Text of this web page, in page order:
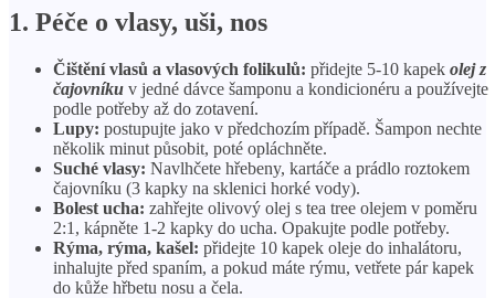
1. Péče o vlasy, uši, nos
Čištění vlasů a vlasových folikulů: přidejte 5-10 kapek olej z
čajovníku v jedné dávce šamponu a kondicionéru a používejte
podle potřeby až do zotavení.
Lupy: postupujte jako v předchozím případě. Šampon nechte
několik minut působit, poté opláchněte.
Suché vlasy: Navlhčete hřebeny, kartáče a prádlo roztokem
čajovníku (3 kapky na sklenici horké vody).
Bolest ucha: zahřejte olivový olej s tea tree olejem v poměru
2:1, kápněte 1-2 kapky do ucha. Opakujte podle potřeby.
Rýma, rýma, kašel: přidejte 10 kapek oleje do inhalátoru,
inhalujte před spaním, a pokud máte rýmu, vetřete pár kapek
do kůže hřbetu nosu a čela.